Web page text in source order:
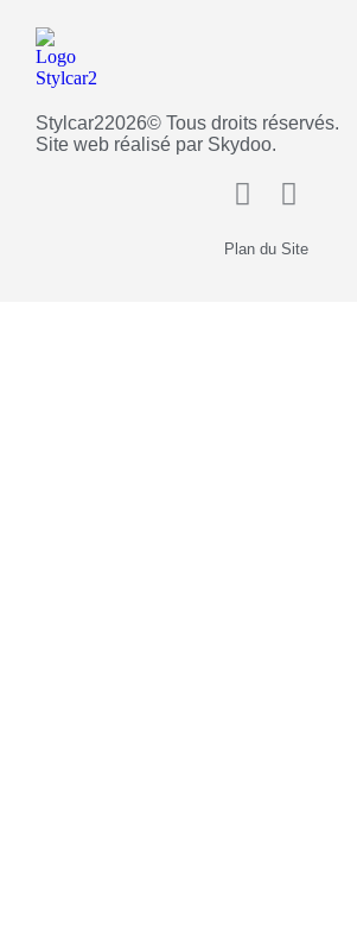
Stylcar22026© Tous droits réservés.
Site web réalisé par Skydoo.
Plan du Site